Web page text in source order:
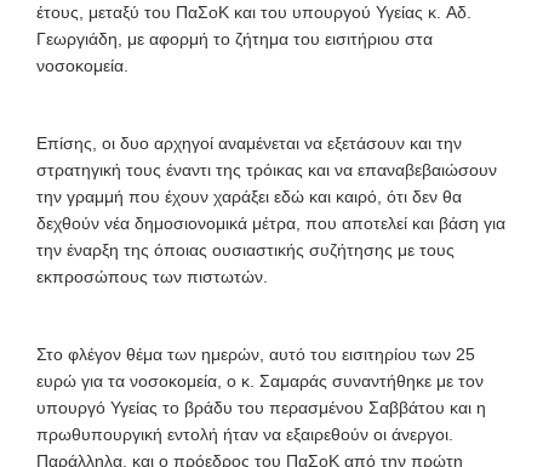
έτους, μεταξύ του ΠαΣοΚ και του υπουργού Υγείας κ. Αδ.
Γεωργιάδη, με αφορμή το ζήτημα του εισιτήριου στα
νοσοκομεία.
Επίσης, οι δυο αρχηγοί αναμένεται να εξετάσουν και την
στρατηγική τους έναντι της τρόικας και να επαναβεβαιώσουν
την γραμμή που έχουν χαράξει εδώ και καιρό, ότι δεν θα
δεχθούν νέα δημοσιονομικά μέτρα, που αποτελεί και βάση για
την έναρξη της όποιας ουσιαστικής συζήτησης με τους
εκπροσώπους των πιστωτών.
Στο φλέγον θέμα των ημερών, αυτό του εισιτηρίου των 25
ευρώ για τα νοσοκομεία, ο κ. Σαμαράς συναντήθηκε με τον
υπουργό Υγείας το βράδυ του περασμένου Σαββάτου και η
πρωθυπουργική εντολή ήταν να εξαιρεθούν οι άνεργοι.
Παράλληλα, και ο πρόεδρος του ΠαΣοΚ από την πρώτη